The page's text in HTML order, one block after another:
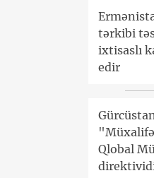
tərkibi
ixtisaslı
edir
Qlobal